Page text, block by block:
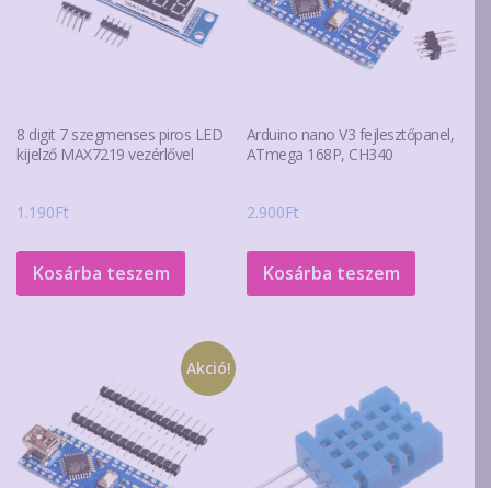
8 digit 7 szegmenses piros LED
kijelző MAX7219 vezérlővel
1.190Ft
Kosárba teszem
Arduino nano V3 fejlesztőpanel,
ATmega 168P, CH340
2.900Ft
Kosárba teszem
Akció!